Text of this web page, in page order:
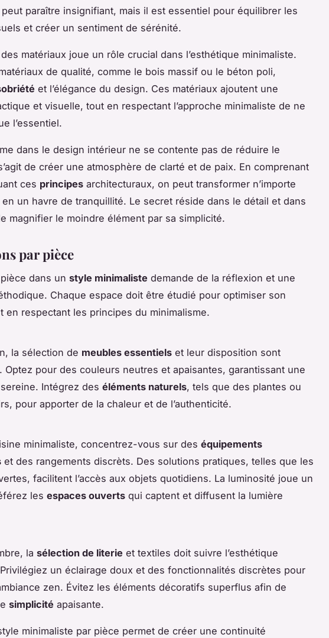
paraître insignifiant, mais il est essentiel pour équilibrer les
et créer un sentiment de sérénité.
matériaux joue un rôle crucial dans l’esthétique minimaliste.
de qualité, comme le bois massif ou le béton poli,
et l’élégance du design. Ces matériaux ajoutent une
et visuelle, tout en respectant l’approche minimaliste de ne
l’essentiel.
dans le design intérieur ne se contente pas de réduire le
de créer une atmosphère de clarté et de paix. En comprenant
ces principes architecturaux, on peut transformer n’importe
un havre de tranquillité. Le secret réside dans le détail et dans
magnifier le moindre élément par sa simplicité.
par pièce
dans un style minimaliste demande de la réflexion et une
Chaque espace doit être étudié pour optimiser son
en respectant les principes du minimalisme.
la sélection de meubles essentiels et leur disposition sont
Optez pour des couleurs neutres et apaisantes, garantissant une
Intégrez des éléments naturels, tels que des plantes ou
pour apporter de la chaleur et de l’authenticité.
minimaliste, concentrez-vous sur des équipements
et des rangements discrèts. Des solutions pratiques, telles que les
facilitent l’accès aux objets quotidiens. La luminosité joue un
les espaces ouverts qui captent et diffusent la lumière
la sélection de literie et textiles doit suivre l’esthétique
un éclairage doux et des fonctionnalités discrètes pour
zen. Évitez les éléments décoratifs superflus afin de
simplicité apaisante.
minimaliste par pièce permet de créer une continuité